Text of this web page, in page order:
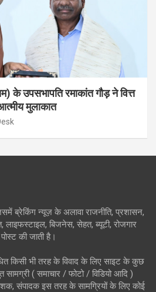
के उपसभापति रमाकांत गौड़ ने वित्त
मुलाकात
ब्रेकिंग न्यूज़ के अलावा राजनीति, प्रशासन,
बिजनेस, सेहत, ब्यूटी, रोजगार
की जाती है।
किसी भी तरह के विवाद के लिए साइट के कुछ
सामग्री ( समाचार / फोटो / विडियो आदि )
संपादक इस तरह के सामग्रियों के लिए कोई